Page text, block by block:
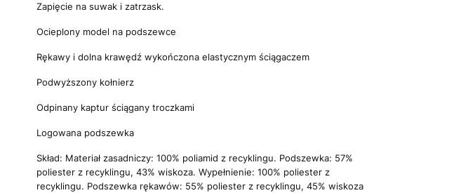
Zapięcie na suwak i zatrzask.
Ocieplony model na podszewce
Rękawy i dolna krawędź wykończona elastycznym ściągaczem
Podwyższony kołnierz
Odpinany kaptur ściągany troczkami
Logowana podszewka
Skład: Materiał zasadniczy: 100% poliamid z recyklingu. Podszewka: 57%
poliester z recyklingu, 43% wiskoza. Wypełnienie: 100% poliester z
recyklingu. Podszewka rękawów: 55% poliester z recyklingu, 45% wiskoza